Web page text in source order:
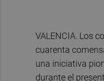
VALENCIA. Los
cuarenta
una iniciativa
durante el